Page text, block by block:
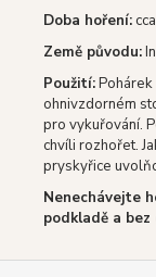
Doba hoření:
Země původu:
Použití:
ohnivzdorném
pro vykuřování.
chvíli rozhořet.
pryskyřice
Nenechávejte
podkladě a bez